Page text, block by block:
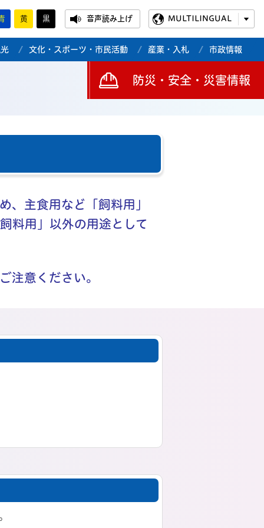
黄 黒 音声読み上げ MULTILINGUAL
文化・スポーツ・市民活動 産業・入札 市政情報
防災・安全・災害情報
主食用など「飼料用」
料用」以外の用途として
注意ください。